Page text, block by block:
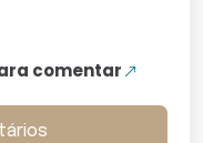
comentar